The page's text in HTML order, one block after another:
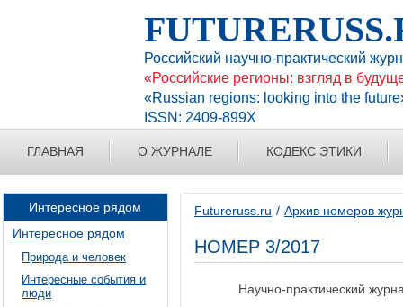
Российский научно-практический
«Российские регионы: взгляд в
«Russian regions: looking into the
ISSN: 2409-899X
ГЛАВНАЯ О ЖУРНАЛЕ КОДЕКС ЭТИКИ
Futureruss.ru Архив номеров
НОМЕР 3/2017
Научно-практический
Интересное рядом
Интересное рядом
Природа и человек
Интересные события и
люди